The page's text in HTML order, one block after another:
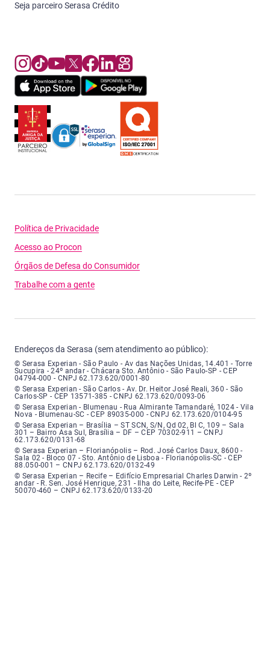
Seja parceiro Serasa Crédito
Política de Privacidade
Acesso ao Procon
Órgãos de Defesa do Consumidor
Trabalhe com a gente
Endereços da Serasa (sem atendimento ao público):
Serasa Experian - São Paulo - Endereço: Avenida das Nações Unidas,
© Serasa Experian - São Paulo - Av das Nações Unidas, 14.401 - Torre
Sucupira - 24º andar - Chácara Sto. Antônio - São Paulo-SP - CEP
04794-000 - CNPJ 62.173.620/0001-80
Serasa Experian - São Carlos - Endereço: Avenida Doutor Heitor José
© Serasa Experian - São Carlos - Av. Dr. Heitor José Reali, 360 - São
Carlos-SP - CEP 13571-385 - CNPJ 62.173.620/0093-06
Serasa Experian - Blumenau - Endereço: Rua Almirante Tamandaré,
© Serasa Experian - Blumenau - Rua Almirante Tamandaré, 1024 - Vila
Nova - Blumenau-SC - CEP 89035-000 - CNPJ 62.173.620/0104-95
Serasa Experian - Brasília, Endereço: Setor Comercial Norte, sem
© Serasa Experian – Brasília – ST SCN, S/N, Qd 02, Bl C, 109 – Sala
301 – Bairro Asa Sul, Brasília – DF – CEP 70302-911 – CNPJ
62.173.620/0131-68
Serasa Experian - Florianópolis, Endereço: Rodovia José Carlos, número
© Serasa Experian – Florianópolis – Rod. José Carlos Daux, 8600 -
Sala 02 - Bloco 07 - Sto. Antônio de Lisboa - Florianópolis-SC - CEP
88.050-001 – CNPJ 62.173.620/0132-49
Serasa Experian - Recife, Endereço: Edifício Empresarial Charles Darwin,
© Serasa Experian – Recife – Edifício Empresarial Charles Darwin - 2º
andar - R. Sen. José Henrique, 231 - Ilha do Leite, Recife-PE - CEP
50070-460 – CNPJ 62.173.620/0133-20